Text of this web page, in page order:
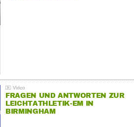
FRAGEN UND ANTWORTEN ZUR
LEICHTATHLETIK-EM IN
BIRMINGHAM